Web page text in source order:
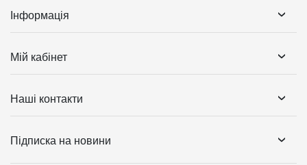
Інформація
Мій кабінет
Наші контакти
Підписка на новини